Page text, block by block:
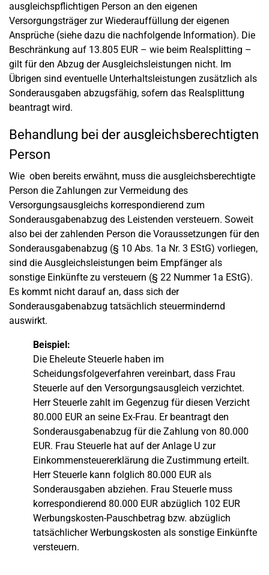
ausgleichspflichtigen Person an den eigenen
Versorgungsträger zur Wiederauffüllung der eigenen
Ansprüche (siehe dazu die nachfolgende Information). Die
Beschränkung auf 13.805 EUR – wie beim Realsplitting –
gilt für den Abzug der Ausgleichsleistungen nicht. Im
Übrigen sind eventuelle Unterhaltsleistungen zusätzlich als
Sonderausgaben abzugsfähig, sofern das Realsplittung
beantragt wird.
Behandlung bei der ausgleichsberechtigten
Person
Wie oben bereits erwähnt, muss die ausgleichsberechtigte
Person die Zahlungen zur Vermeidung des
Versorgungsausgleichs korrespondierend zum
Sonderausgabenabzug des Leistenden versteuern. Soweit
also bei der zahlenden Person die Voraussetzungen für den
Sonderausgabenabzug (§ 10 Abs. 1a Nr. 3 EStG) vorliegen,
sind die Ausgleichsleistungen beim Empfänger als
sonstige Einkünfte zu versteuern (§ 22 Nummer 1a EStG).
Es kommt nicht darauf an, dass sich der
Sonderausgabenabzug tatsächlich steuermindernd
auswirkt.
Beispiel:
Die Eheleute Steuerle haben im
Scheidungsfolgeverfahren vereinbart, dass Frau
Steuerle auf den Versorgungsausgleich verzichtet.
Herr Steuerle zahlt im Gegenzug für diesen Verzicht
80.000 EUR an seine Ex-Frau. Er beantragt den
Sonderausgabenabzug für die Zahlung von 80.000
EUR. Frau Steuerle hat auf der Anlage U zur
Einkommensteuererklärung die Zustimmung erteilt.
Herr Steuerle kann folglich 80.000 EUR als
Sonderausgaben abziehen. Frau Steuerle muss
korrespondierend 80.000 EUR abzüglich 102 EUR
Werbungskosten-Pauschbetrag bzw. abzüglich
tatsächlicher Werbungskosten als sonstige Einkünfte
versteuern.